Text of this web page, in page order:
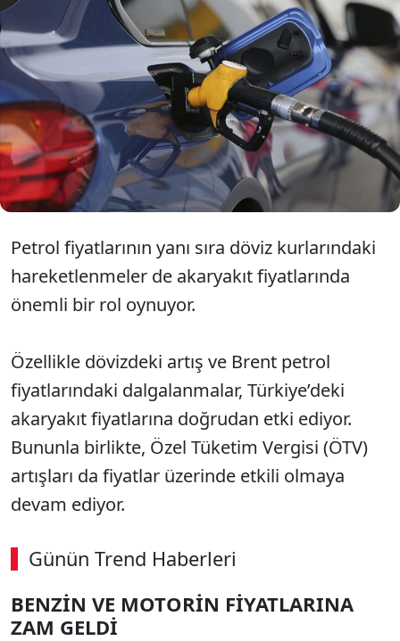
Akaryakıt fiyatları global piyasalardaki
dalgalanmalara, döviz kurundaki değişikliklere ve
vergi artışlarına bağlı olarak sık sık değişiyor. 3
Haziran 2025 tarihi itibarıyla, benzin, motorin ve
LPG fiyatlarında bazı güncellemeler yapıldı. Peki,
bu değişiklikler akaryakıt fiyatlarına nasıl yansıdı?
İşte 3 Haziran 2025 akaryakıt fiyatlarında güncel
tablo...
Petrol fiyatlarının yanı sıra döviz kurlarındaki
hareketlenmeler de akaryakıt fiyatlarında
önemli bir rol oynuyor.
Özellikle dövizdeki artış ve Brent petrol
fiyatlarındaki dalgalanmalar, Türkiye’deki
akaryakıt fiyatlarına doğrudan etki ediyor.
Bununla birlikte, Özel Tüketim Vergisi (ÖTV)
artışları da fiyatlar üzerinde etkili olmaya
devam ediyor.
Günün Trend Haberleri
BENZİN VE MOTORİN FİYATLARINA
ZAM GELDİ